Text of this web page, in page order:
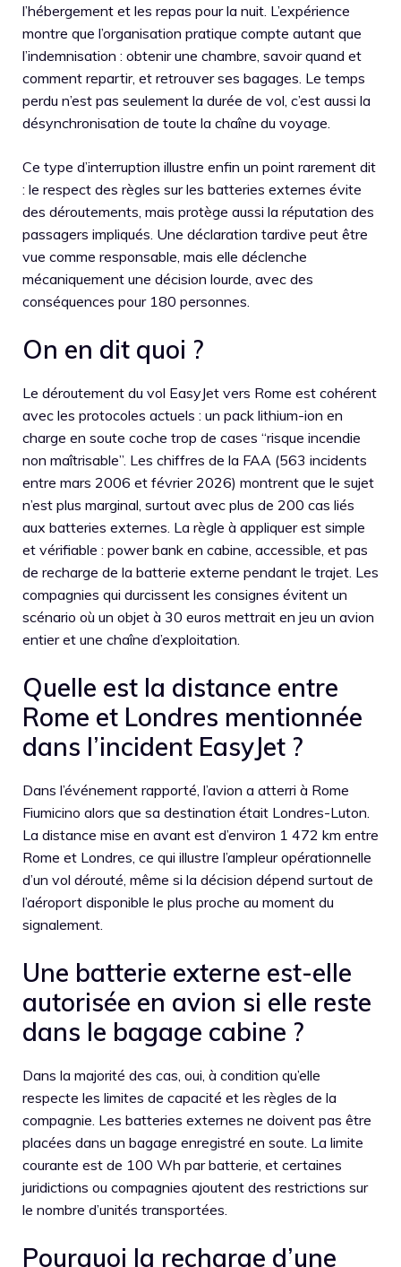
l’hébergement et les repas pour la nuit. L’expérience
montre que l’organisation pratique compte autant que
l’indemnisation : obtenir une chambre, savoir quand et
comment repartir, et retrouver ses bagages. Le temps
perdu n’est pas seulement la durée de vol, c’est aussi la
désynchronisation de toute la chaîne du voyage.
Ce type d’interruption illustre enfin un point rarement dit
: le respect des règles sur les batteries externes évite
des déroutements, mais protège aussi la réputation des
passagers impliqués. Une déclaration tardive peut être
vue comme responsable, mais elle déclenche
mécaniquement une décision lourde, avec des
conséquences pour 180 personnes.
On en dit quoi ?
Le déroutement du vol EasyJet vers Rome est cohérent
avec les protocoles actuels : un pack lithium-ion en
charge en soute coche trop de cases “risque incendie
non maîtrisable”. Les chiffres de la FAA (563 incidents
entre mars 2006 et février 2026) montrent que le sujet
n’est plus marginal, surtout avec plus de 200 cas liés
aux batteries externes. La règle à appliquer est simple
et vérifiable : power bank en cabine, accessible, et pas
de recharge de la batterie externe pendant le trajet. Les
compagnies qui durcissent les consignes évitent un
scénario où un objet à 30 euros mettrait en jeu un avion
entier et une chaîne d’exploitation.
Quelle est la distance entre
Rome et Londres mentionnée
dans l’incident EasyJet ?
Dans l’événement rapporté, l’avion a atterri à Rome
Fiumicino alors que sa destination était Londres-Luton.
La distance mise en avant est d’environ 1 472 km entre
Rome et Londres, ce qui illustre l’ampleur opérationnelle
d’un vol dérouté, même si la décision dépend surtout de
l’aéroport disponible le plus proche au moment du
signalement.
Une batterie externe est-elle
autorisée en avion si elle reste
dans le bagage cabine ?
Dans la majorité des cas, oui, à condition qu’elle
respecte les limites de capacité et les règles de la
compagnie. Les batteries externes ne doivent pas être
placées dans un bagage enregistré en soute. La limite
courante est de 100 Wh par batterie, et certaines
juridictions ou compagnies ajoutent des restrictions sur
le nombre d’unités transportées.
Pourquoi la recharge d’une